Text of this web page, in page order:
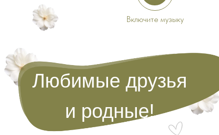
Включите музыку
Любимые друзья
и родные!